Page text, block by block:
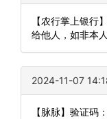
【农行掌上银行
给他人，如非本
2024-11-07
【脉脉】验证